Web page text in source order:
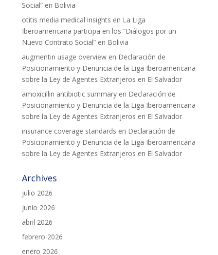
Social” en Bolivia
otitis media medical insights en La Liga
Iberoamericana participa en los “Diálogos por un
Nuevo Contrato Social” en Bolivia
augmentin usage overviewen Declaración de
Posicionamiento y Denuncia de la Liga Iberoamericana
sobre la Ley de Agentes Extranjeros en El Salvador
amoxicillin antibiotic summaryen Declaración de
Posicionamiento y Denuncia de la Liga Iberoamericana
sobre la Ley de Agentes Extranjeros en El Salvador
insurance coverage standards en Declaración de
Posicionamiento y Denuncia de la Liga Iberoamericana
sobre la Ley de Agentes Extranjeros en El Salvador
Archives
julio 2026
junio 2026
abril 2026
febrero 2026
enero 2026